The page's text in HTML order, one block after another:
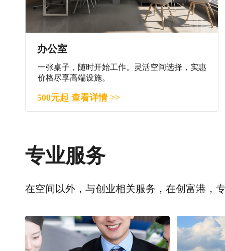
办公室
一张桌子，随时开始工作。灵活空间选择，实惠
价格尽享高端设施。
500元起 查看详情 >>
专业服务
在空间以外，与创业相关服务，在创富港，